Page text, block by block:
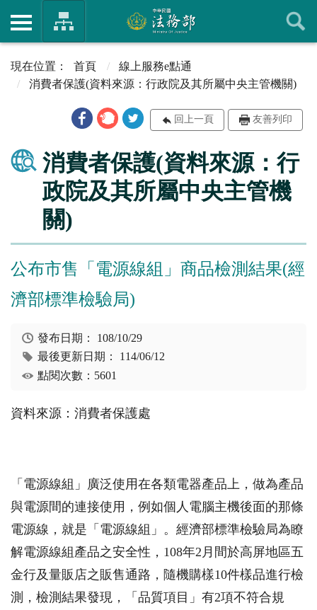
首頁
線上服務e點通
消費者保護(資料來源：行政院及其所屬中央主管機關)
回上一頁 友善列印
消費者保護(資料來源：行
政院及其所屬中央主管機
關)
公布市售「電源線組」商品檢測結果(經
濟部標準檢驗局)
發布日期： 108/10/29
最後更新日期： 114/06/12
點閱次數：5601
資料來源：消費者保護處
「電源線組」廣泛使用在各類電器產品上，做為產品
與電源間的連接使用，例如個人電腦主機後面的那條
電源線，就是「電源線組」。經濟部標準檢驗局為瞭
解電源線組產品之安全性，108年2月間於高屏地區五
金行及量販店之販售通路，隨機購樣10件樣品進行檢
測，檢測結果發現，「品質項目」有2項不符合規